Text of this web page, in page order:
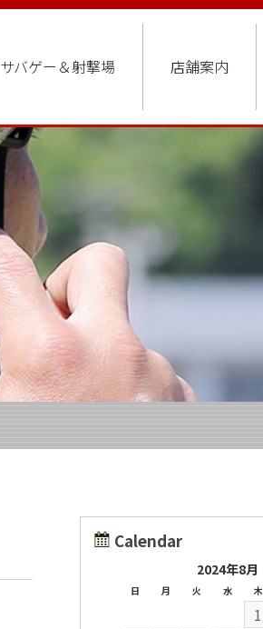
サバゲー＆射撃場 店舗案内
Calendar
2024年8月
日 月 火 水 木
1